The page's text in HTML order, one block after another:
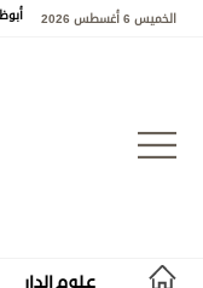
الخميس 6 أغسطس 2026
علوم الدار